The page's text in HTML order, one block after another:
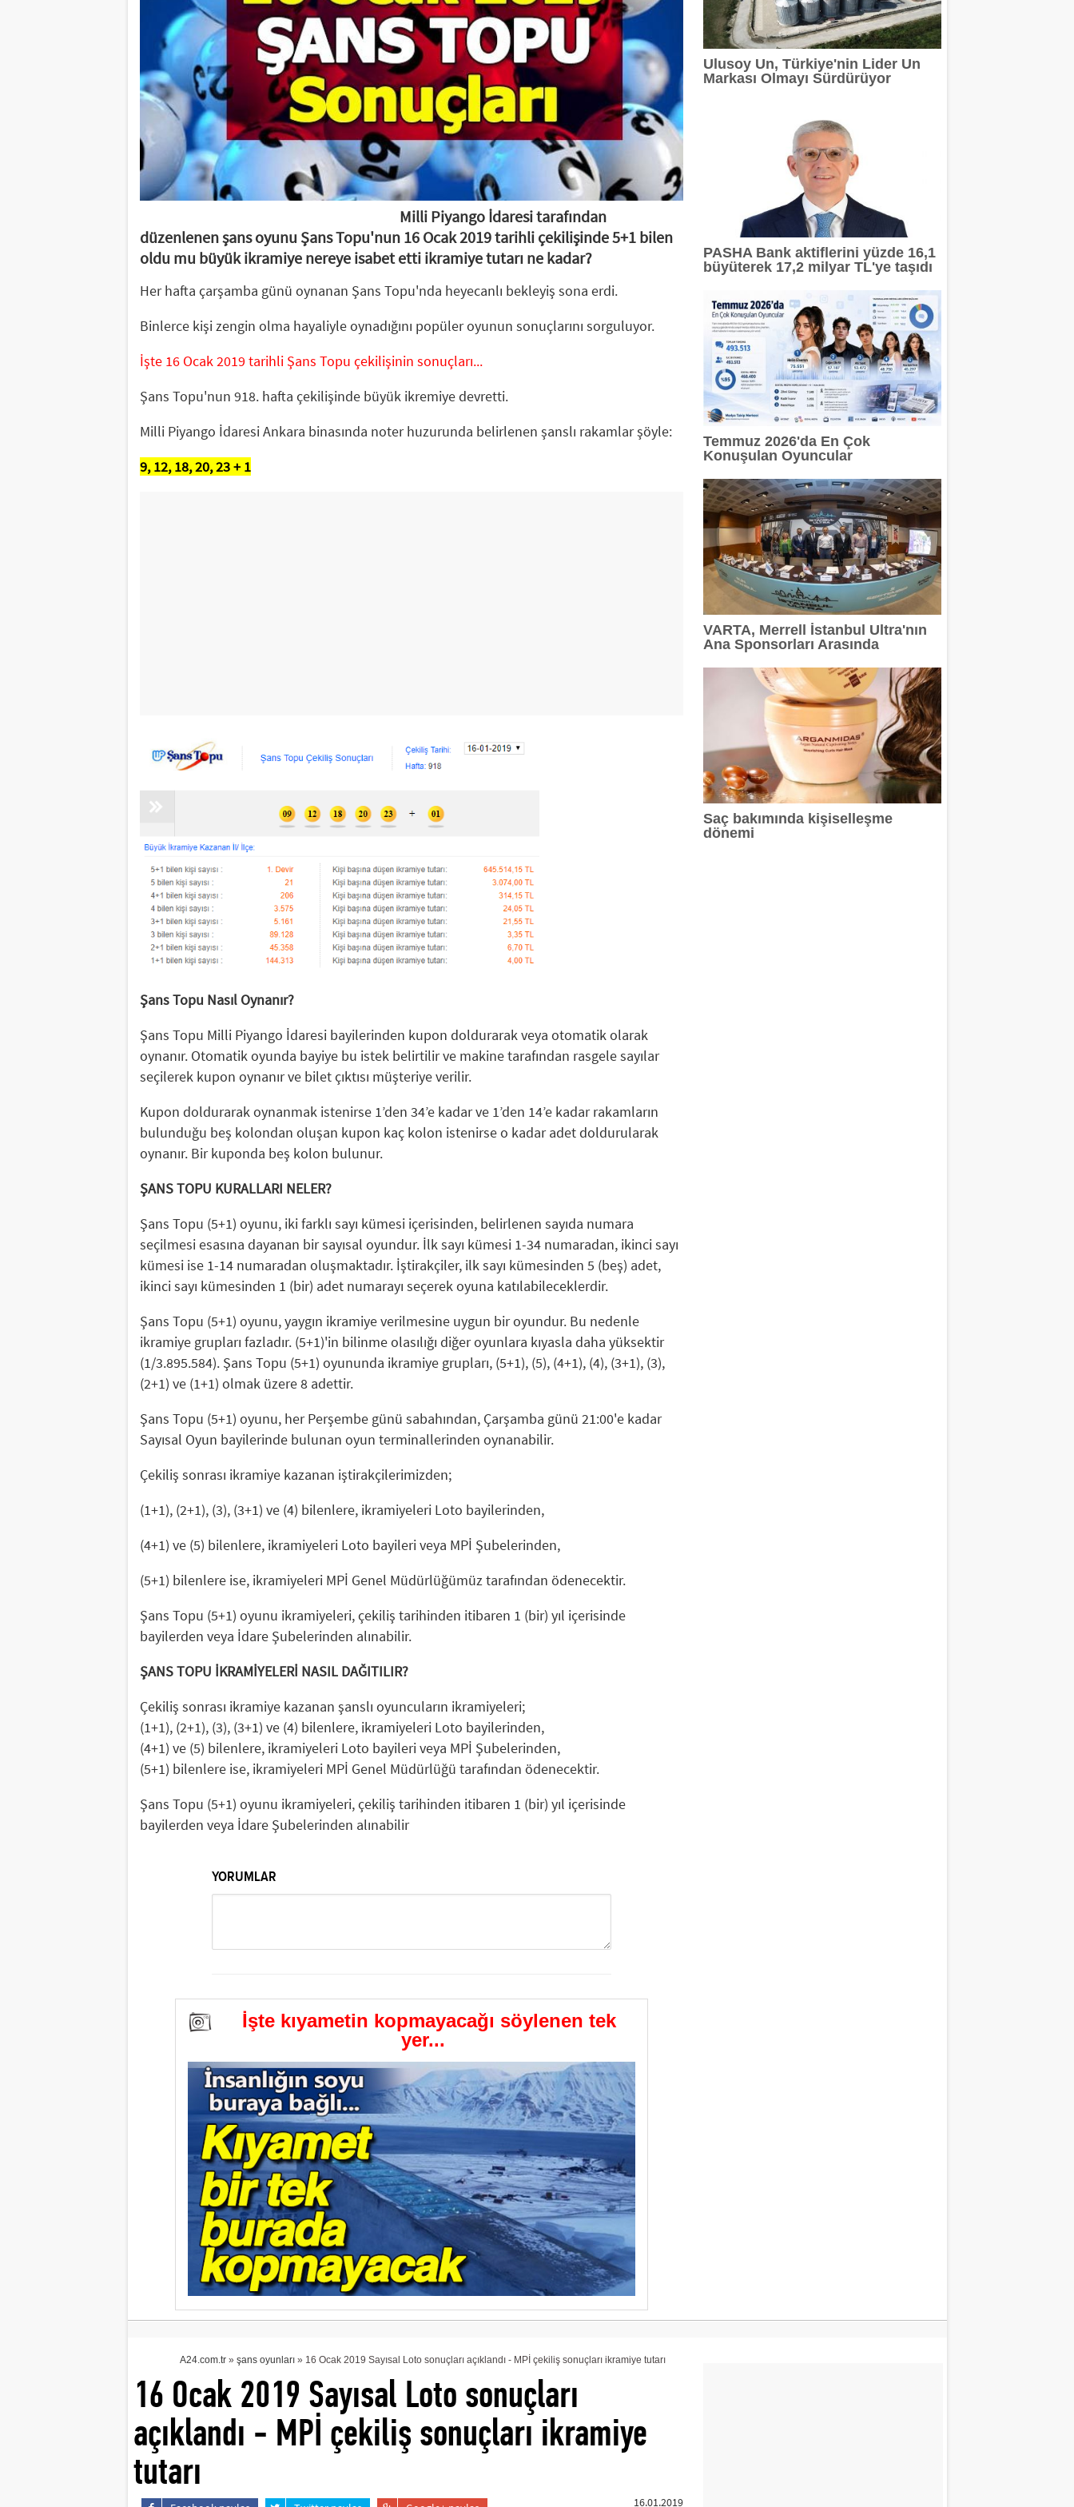
10:01: Temmuz 2026'da En Çok Konuşulan Oyuncular
09:53 : Ulusoy Un, Türkiye'nin Lider Un Markası Olmayı Sürdürüyor
09:35 : Kocaer Çelik FAVÖK Marjını %16,1'e Yükseltti
17:16: Lavanta Şenliği 7 Ağustos'ta Gökçeyurt'ta
16:12: MAKİNA HANGAR'DA İKİNCİ YAZ OKULU DÖNEMİ BAŞLADI
: MELİKE ŞAHİN HARBİYE'DE MÜZİKSEVERE UNUTULMAZ BİR GECE YAŞATTI
15:42: Güzelliğin ışıltılı dünyası BeautyEurasia için geri sayım başladı
Milli Piyango İdaresi tarafından
düzenlenen şans oyunu Şans Topu'nun 16 Ocak 2019 tarihli çekilişinde 5+1 bilen
oldu mu büyük ikramiye nereye isabet etti ikramiye tutarı ne kadar?
Her hafta çarşamba günü oynanan Şans Topu'nda heyecanlı bekleyiş sona erdi.
Binlerce kişi zengin olma hayaliyle oynadığını popüler oyunun sonuçlarını sorguluyor.
İşte 16 Ocak 2019 tarihli Şans Topu çekilişinin sonuçları...
Şans Topu'nun 918. hafta çekilişinde büyük ikremiye devretti.
Milli Piyango İdaresi Ankara binasında noter huzurunda belirlenen şanslı rakamlar şöyle:
9, 12, 18, 20, 23 + 1
Şans Topu Nasıl Oynanır?
Şans Topu Milli Piyango İdaresi bayilerinden kupon doldurarak veya otomatik olarak
oynanır. Otomatik oyunda bayiye bu istek belirtilir ve makine tarafından rasgele sayılar
seçilerek kupon oynanır ve bilet çıktısı müşteriye verilir.
Kupon doldurarak oynanmak istenirse 1’den 34’e kadar ve 1’den 14’e kadar rakamların
bulunduğu beş kolondan oluşan kupon kaç kolon istenirse o kadar adet doldurularak
oynanır. Bir kuponda beş kolon bulunur.
ŞANS TOPU KURALLARI NELER?
Şans Topu (5+1) oyunu, iki farklı sayı kümesi içerisinden, belirlenen sayıda numara
seçilmesi esasına dayanan bir sayısal oyundur. İlk sayı kümesi 1-34 numaradan, ikinci sayı
kümesi ise 1-14 numaradan oluşmaktadır. İştirakçiler, ilk sayı kümesinden 5 (beş) adet,
ikinci sayı kümesinden 1 (bir) adet numarayı seçerek oyuna katılabileceklerdir.
Şans Topu (5+1) oyunu, yaygın ikramiye verilmesine uygun bir oyundur. Bu nedenle
ikramiye grupları fazladır. (5+1)'in bilinme olasılığı diğer oyunlara kıyasla daha yüksektir
(1/3.895.584). Şans Topu (5+1) oyununda ikramiye grupları, (5+1), (5), (4+1), (4), (3+1), (3),
(2+1) ve (1+1) olmak üzere 8 adettir.
Şans Topu (5+1) oyunu, her Perşembe günü sabahından, Çarşamba günü 21:00'e kadar
Sayısal Oyun bayilerinde bulunan oyun terminallerinden oynanabilir.
Çekiliş sonrası ikramiye kazanan iştirakçilerimizden;
(1+1), (2+1), (3), (3+1) ve (4) bilenlere, ikramiyeleri Loto bayilerinden,
(4+1) ve (5) bilenlere, ikramiyeleri Loto bayileri veya MPİ Şubelerinden,
(5+1) bilenlere ise, ikramiyeleri MPİ Genel Müdürlüğümüz tarafından ödenecektir.
Şans Topu (5+1) oyunu ikramiyeleri, çekiliş tarihinden itibaren 1 (bir) yıl içerisinde
bayilerden veya İdare Şubelerinden alınabilir.
ŞANS TOPU İKRAMİYELERİ NASIL DAĞITILIR?
Çekiliş sonrası ikramiye kazanan şanslı oyuncuların ikramiyeleri;
(1+1), (2+1), (3), (3+1) ve (4) bilenlere, ikramiyeleri Loto bayilerinden,
(4+1) ve (5) bilenlere, ikramiyeleri Loto bayileri veya MPİ Şubelerinden,
(5+1) bilenlere ise, ikramiyeleri MPİ Genel Müdürlüğü tarafından ödenecektir.
Şans Topu (5+1) oyunu ikramiyeleri, çekiliş tarihinden itibaren 1 (bir) yıl içerisinde
bayilerden veya İdare Şubelerinden alınabilir
YORUMLAR
İşte kıyametin kopmayacağı söylenen tek
yer...
Ulusoy Un, Türkiye'nin Lider Un
Markası Olmayı Sürdürüyor
PASHA Bank aktiflerini yüzde 16,1
büyüterek 17,2 milyar TL'ye taşıdı
Temmuz 2026'da En Çok
Konuşulan Oyuncular
VARTA, Merrell İstanbul Ultra'nın
Ana Sponsorları Arasında
Saç bakımında kişiselleşme
dönemi
16 Ocak 2019 Sayısal Loto sonuçları
açıklandı - MPİ çekiliş sonuçları ikramiye
tutarı
A24.com.tr» şans oyunları» 16 Ocak 2019 Sayısal Loto sonuçları açıklandı - MPİ çekiliş sonuçları ikramiye tutarı
16.01.2019